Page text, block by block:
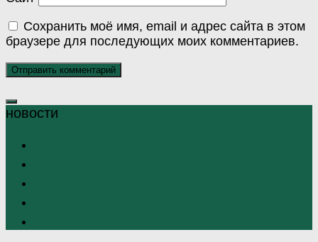
Сохранить моё имя, email и адрес сайта в этом
браузере для последующих моих комментариев.